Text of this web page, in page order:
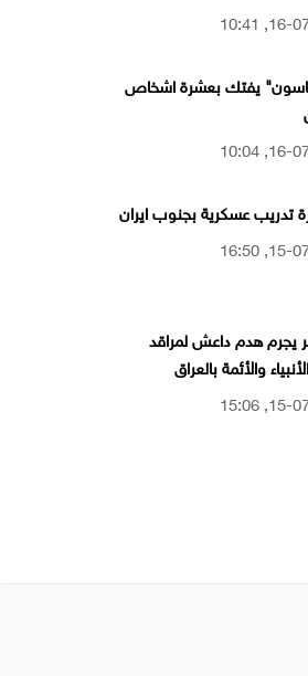
يفتك بعشرة اشخاص
تدريب عسكرية بجنوب ايران
هدم داعش لمراقد
والأئمة بالعراق